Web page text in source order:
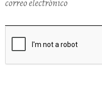
correo electrónico